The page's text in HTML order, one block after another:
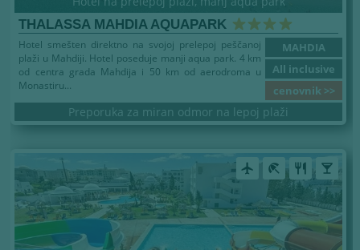
THALASSA MAHDIA AQUAPARK
MAHDIA
All inclusive
cenovnik >>
Hotel smešten direktno na svojoj prelepoj peščanoj
plaži u Mahdiji. Hotel poseduje manji aqua park. 4 km
od centra grada Mahdija i 50 km od aerodroma u
Monastiru...
Preporuka za miran odmor na lepoj plaži
airplanemode_active beach_access restaurant local_bar